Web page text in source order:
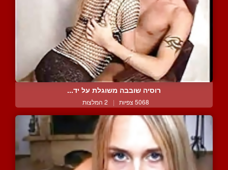
רוסיה שובבה משוגלת על יד...
5068 צפיות | 2 המלצות